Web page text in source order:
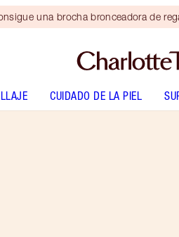
una brocha bronceadora de
CUIDADO DE LA PIEL